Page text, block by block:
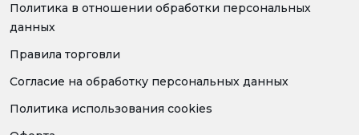
Политика в отношении обработки персональных
данных
Правила торговли
Согласие на обработку персональных данных
Политика использования cookies